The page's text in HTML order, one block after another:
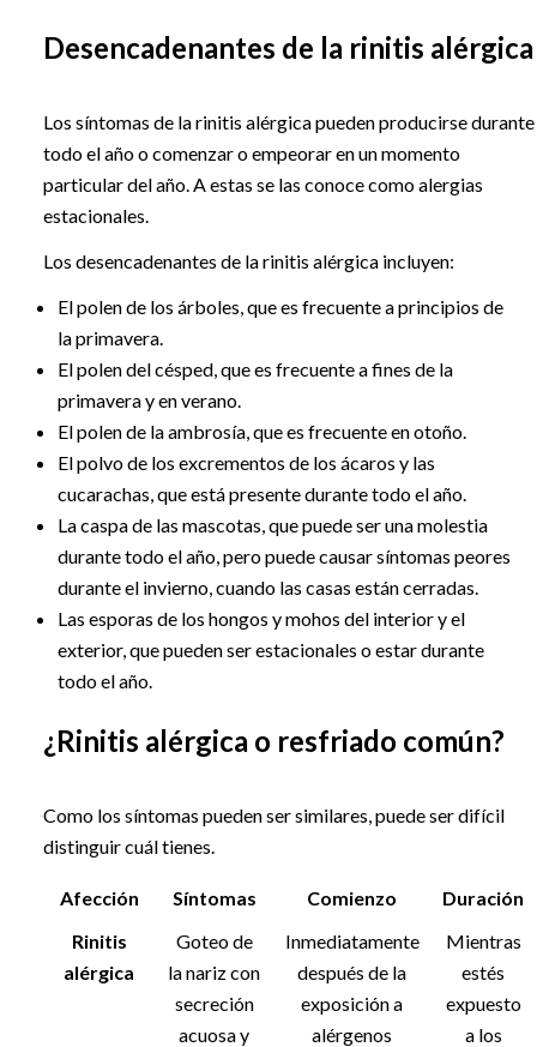
Desencadenantes de la rinitis alérgica
Los síntomas de la rinitis alérgica pueden producirse durante
todo el año o comenzar o empeorar en un momento
particular del año. A estas se las conoce como alergias
estacionales.
Los desencadenantes de la rinitis alérgica incluyen:
El polen de los árboles, que es frecuente a principios de
la primavera.
El polen del césped, que es frecuente a fines de la
primavera y en verano.
El polen de la ambrosía, que es frecuente en otoño.
El polvo de los excrementos de los ácaros y las
cucarachas, que está presente durante todo el año.
La caspa de las mascotas, que puede ser una molestia
durante todo el año, pero puede causar síntomas peores
durante el invierno, cuando las casas están cerradas.
Las esporas de los hongos y mohos del interior y el
exterior, que pueden ser estacionales o estar durante
todo el año.
¿Rinitis alérgica o resfriado común?
Como los síntomas pueden ser similares, puede ser difícil
distinguir cuál tienes.
Afección Síntomas Comienzo
Duración
Rinitis
alérgica
Goteo de
la nariz con
secreción
acuosa y
Inmediatamente
después de la
exposición a
alérgenos
Mientras
estés
expuesto
a los